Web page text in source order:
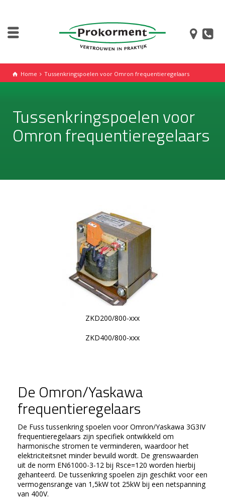
Home Tussenkringspoelen voor Omron frequentieregelaars
Tussenkringspoelen voor
Omron frequentieregelaars
ZKD200/800-xxx
ZKD400/800-xxx
De Omron/Yaskawa
frequentieregelaars
De Fuss tussenkring spoelen voor Omron/Yaskawa 3G3IV
frequentieregelaars zijn specifiek ontwikkeld om
harmonische stromen te verminderen, waardoor het
elektriciteitsnet minder bevuild wordt. De grenswaarden
uit de norm EN61000-3-12 bij Rsce=120 worden hierbij
gehanteerd. De tussenkring spoelen zijn geschikt voor een
vermogensrange van 1,5kW tot 25kW bij een netspanning
van 400V.